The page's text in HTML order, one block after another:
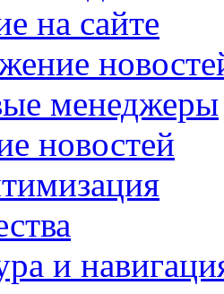
на сайте
менеджеры
новостей
и